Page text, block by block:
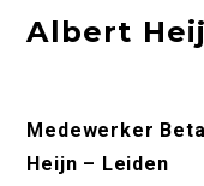
Albert
Medewerker
Heijn – Leiden